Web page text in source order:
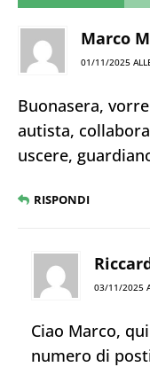
Marco
01/11/2025
Buonasera,
autista,
uscere,
RISPONDI
03/11/2025
Ciao Marco,
numero di